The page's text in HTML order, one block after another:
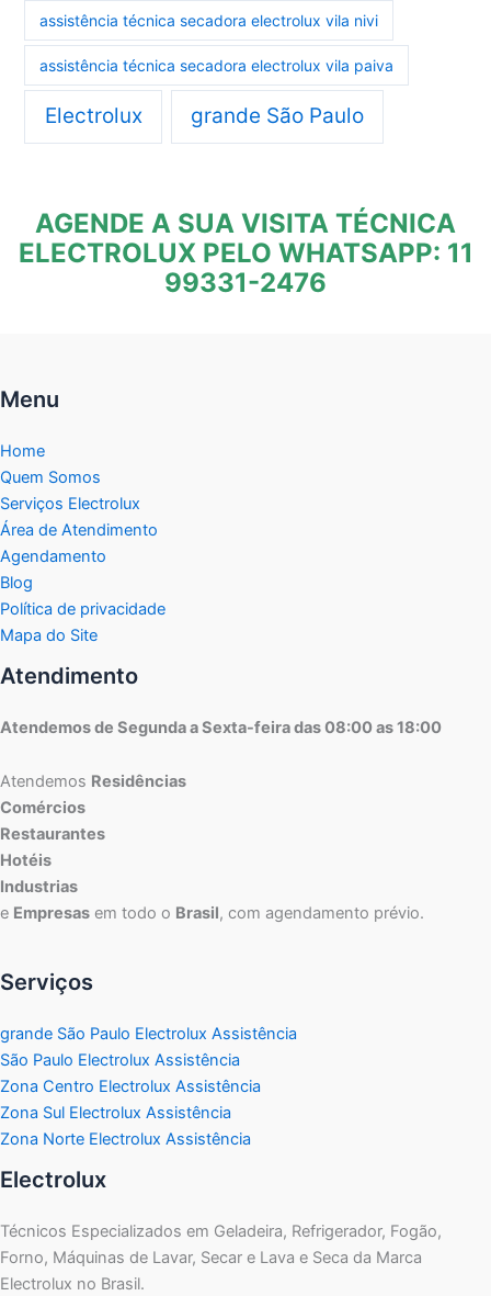
assistência técnica secadora electrolux vila nivi
assistência técnica secadora electrolux vila paiva
Electrolux grande São Paulo
AGENDE A SUA VISITA TÉCNICA
ELECTROLUX PELO WHATSAPP: 11
99331-2476
Menu
Home
Quem Somos
Serviços Electrolux
Área de Atendimento
Agendamento
Blog
Política de privacidade
Mapa do Site
Atendimento
Atendemos de Segunda a Sexta-feira das 08:00 as 18:00
Atendemos Residências
Comércios
Restaurantes
Hotéis
Industrias
e Empresas em todo o Brasil, com agendamento prévio.
Serviços
grande São Paulo Electrolux Assistência
São Paulo Electrolux Assistência
Zona Centro Electrolux Assistência
Zona Sul Electrolux Assistência
Zona Norte Electrolux Assistência
Electrolux
Técnicos Especializados em Geladeira, Refrigerador, Fogão,
Forno, Máquinas de Lavar, Secar e Lava e Seca da Marca
Electrolux no Brasil.